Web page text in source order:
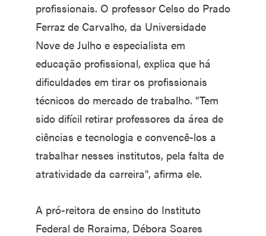
profissionais. O professor Celso do Prado
Ferraz de Carvalho, da Universidade
Nove de Julho e especialista em
educação profissional, explica que há
dificuldades em tirar os profissionais
técnicos do mercado de trabalho. "Tem
sido difícil retirar professores da área de
ciências e tecnologia e convencê-los a
trabalhar nesses institutos, pela falta de
atratividade da carreira", afirma ele.
A pró-reitora de ensino do Instituto
Federal de Roraima, Débora Soares